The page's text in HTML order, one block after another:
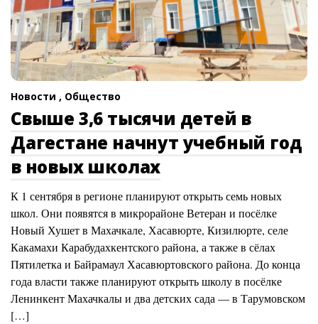
Новости , Общество
Свыше 3,6 тысячи детей в
Дагестане начнут учебный год
в новых школах
К 1 сентября в регионе планируют открыть семь новых
школ. Они появятся в микрорайоне Ветеран и посёлке
Новый Хушет в Махачкале, Хасавюрте, Кизилюрте, селе
Какамахи Карабудахкентского района, а также в сёлах
Пятилетка и Байрамаул Хасавюртовского района. До конца
года власти также планируют открыть школу в посёлке
Ленинкент Махачкалы и два детских сада — в Тарумовском
[…]